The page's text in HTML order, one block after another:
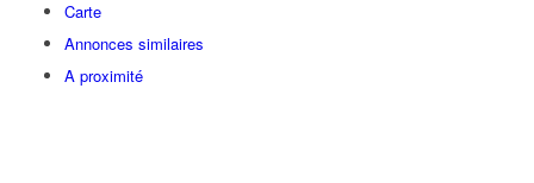
Carte
Annonces similaires
A proximité